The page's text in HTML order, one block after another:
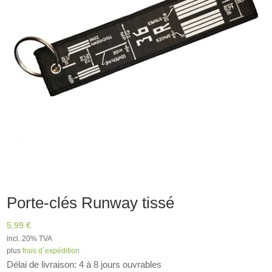
Porte-clés Runway tissé
5,99€
incl. 20% TVA
plusfrais d´expédition
Délai de livraison: 4 à 8 jours ouvrables